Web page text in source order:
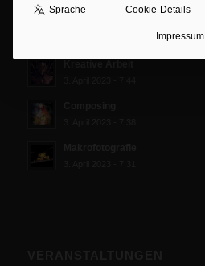
Sprache Cookie-Details
Impressum